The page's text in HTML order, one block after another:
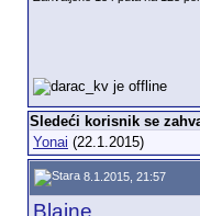
Sledeći korisnik se
Yonai (22.1.2015)
8.1.2015, 21:57
Blaine